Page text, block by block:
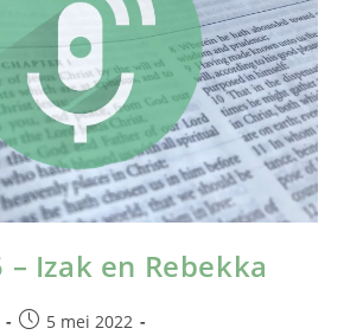
– Izak en Rebekka
5 mei 2022